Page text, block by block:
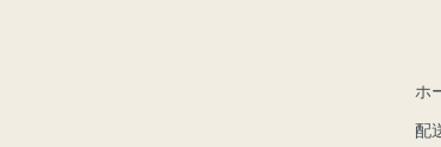
ホ
配